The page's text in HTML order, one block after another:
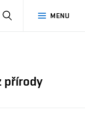
MENU
SEARCH
přírody